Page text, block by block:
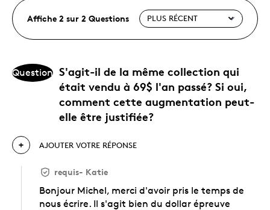
Affiche 2 sur 2 Questions
Question S'agit-il de la même collection qui
était vendu à 69$ l'an passé? Si oui,
comment cette augmentation peut-
elle être justifiée?
AJOUTER VOTRE RÉPONSE
requis- Katie
Bonjour Michel, merci d'avoir pris le temps de
nous écrire. Il s'agit bien du dollar épreuve